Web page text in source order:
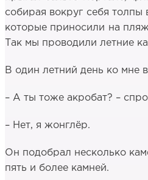
собирая вокруг себя
которые приносили на
Так мы проводили летние
В один летний день ко мне
– А ты тоже акробат? –
– Нет, я жонглёр.
Он подобрал несколько
пять и более камней.